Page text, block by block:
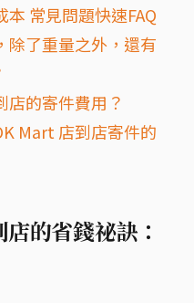
常見問題快速FAQ
除了重量之外，還有
店的寄件費用？
Mart 店到店寄件的
的省錢祕訣：